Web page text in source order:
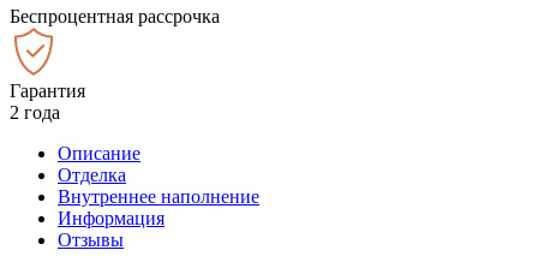
Беспроцентная рассрочка
Гарантия
2 года
Описание
Отделка
Внутреннее наполнение
Информация
Отзывы